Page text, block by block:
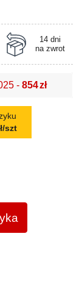
14 dni
na zwrot
-854zł
szt